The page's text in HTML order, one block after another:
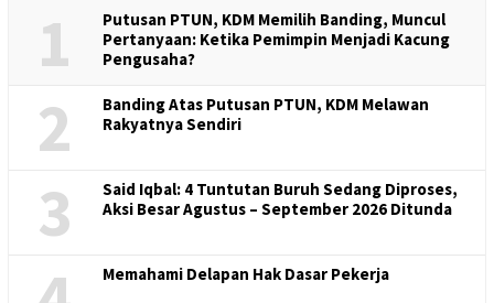
1
Putusan PTUN, KDM Memilih Banding, Muncul
Pertanyaan: Ketika Pemimpin Menjadi Kacung
Pengusaha?
2
Banding Atas Putusan PTUN, KDM Melawan
Rakyatnya Sendiri
3
Said Iqbal: 4 Tuntutan Buruh Sedang Diproses,
Aksi Besar Agustus – September 2026 Ditunda
Memahami Delapan Hak Dasar Pekerja